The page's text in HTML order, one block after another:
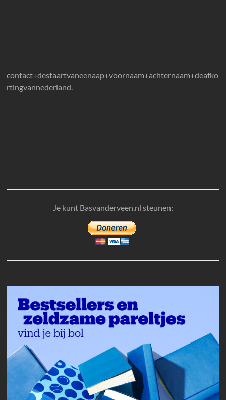
contact+destaartvaneenaap+voornaam+achternaam+deafko
rtingvannederland.
Je kunt Basvanderveen.nl steunen: